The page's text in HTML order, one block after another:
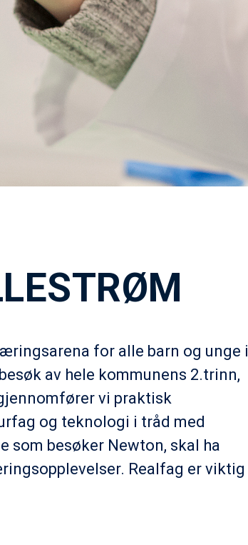
for alle barn og unge i
av hele kommunens 2.trinn,
vi praktisk
og teknologi i tråd med
som besøker Newton, skal ha
Realfag er viktig